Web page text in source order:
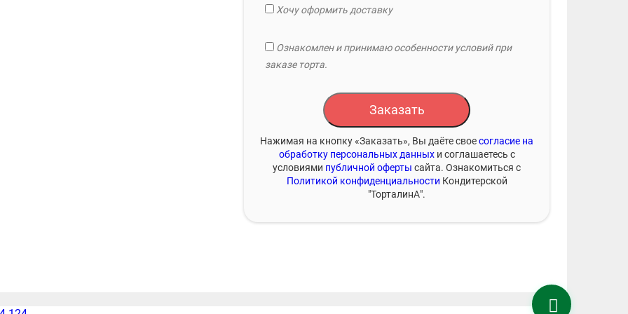
Хочу оформить доставку
Ознакомлен и принимаю особенности условий при
заказе торта.
Заказать
Нажимая на кнопку «Заказать», Вы даёте своесогласие на
обработку персональных данныхи соглашаетесь с
условиями публичной оферты сайта. Ознакомиться с
Политикой конфиденциальности Кондитерской
"ТорталинА".